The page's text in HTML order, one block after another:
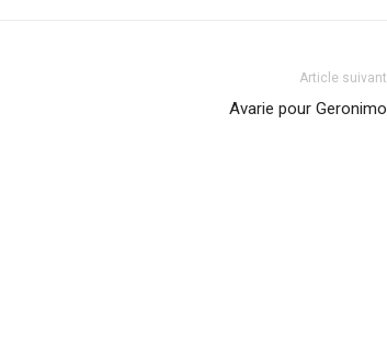
Article suivant
Avarie pour Geronimo